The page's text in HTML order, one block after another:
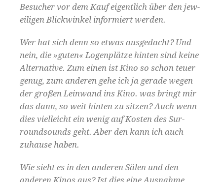
Besuch­er vor dem Kauf eigentlich über den jew­
eili­gen Blick­winkel informiert werden.
Wer hat sich denn so etwas aus­gedacht? Und
nein, die »guten« Logen­plätze hin­ten sind keine
Alter­na­tive. Zum einen ist Kino so schon teuer
genug, zum anderen gehe ich ja ger­ade wegen
der großen Lein­wand ins Kino. was bringt mir
das dann, so weit hin­ten zu sitzen? Auch wenn
dies vielle­icht ein wenig auf Kosten des Sur­
round­sounds geht. Aber den kann ich auch
zuhause haben.
Wie sieht es in den anderen Sälen und den
anderen Kinos aus? Ist dies eine Aus­nahme